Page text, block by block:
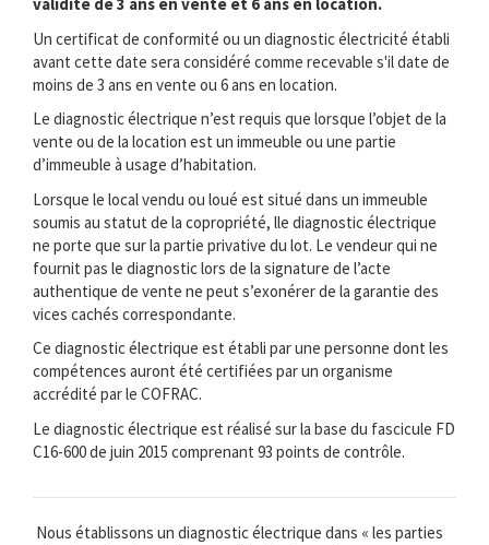
Un certificat de conformité ou un diagnostic électricité établi
avant cette date sera considéré comme recevable s'il date de
moins de 3 ans en vente ou 6 ans en location.
Le diagnostic électrique n’est requis que lorsque l’objet de la
vente ou de la location est un immeuble ou une partie
d’immeuble à usage d’habitation.
Lorsque le local vendu ou loué est situé dans un immeuble
soumis au statut de la copropriété, lle diagnostic électrique
ne porte que sur la partie privative du lot. Le vendeur qui ne
fournit pas le diagnostic lors de la signature de l’acte
authentique de vente ne peut s’exonérer de la garantie des
vices cachés correspondante.
Ce diagnostic électrique est établi par une personne dont les
compétences auront été certifiées par un organisme
accrédité par le COFRAC.
Le diagnostic électrique est réalisé sur la base du fascicule FD
C16-600 de juin 2015 comprenant 93 points de contrôle.
Nous établissons un diagnostic électrique dans « les parties